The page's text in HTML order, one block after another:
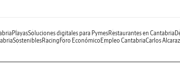
PlayasSoluciones digitales para PymesRestaurantes en Cantabria
SosteniblesRacing Foro Económico Empleo CantabriaCarlos Alcaraz